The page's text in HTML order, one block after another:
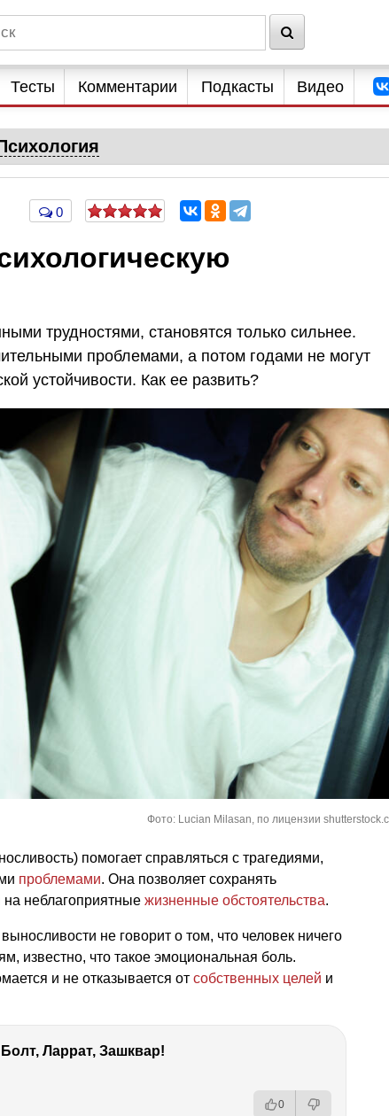
Тесты Комментарии Подкасты Видео
0
трудностями, становятся только сильнее.
проблемами, а потом годами не могут
устойчивости. Как ее развить?
Фото: Lucian Milasan, по лицензии
помогает справляться с трагедиями,
проблемами. Она позволяет сохранять
неблагоприятные жизненные обстоятельства.
не говорит о том, что человек ничего
известно, что такое эмоциональная боль.
и не отказывается от собственных целей и
Ларрат, Зашквар!
0